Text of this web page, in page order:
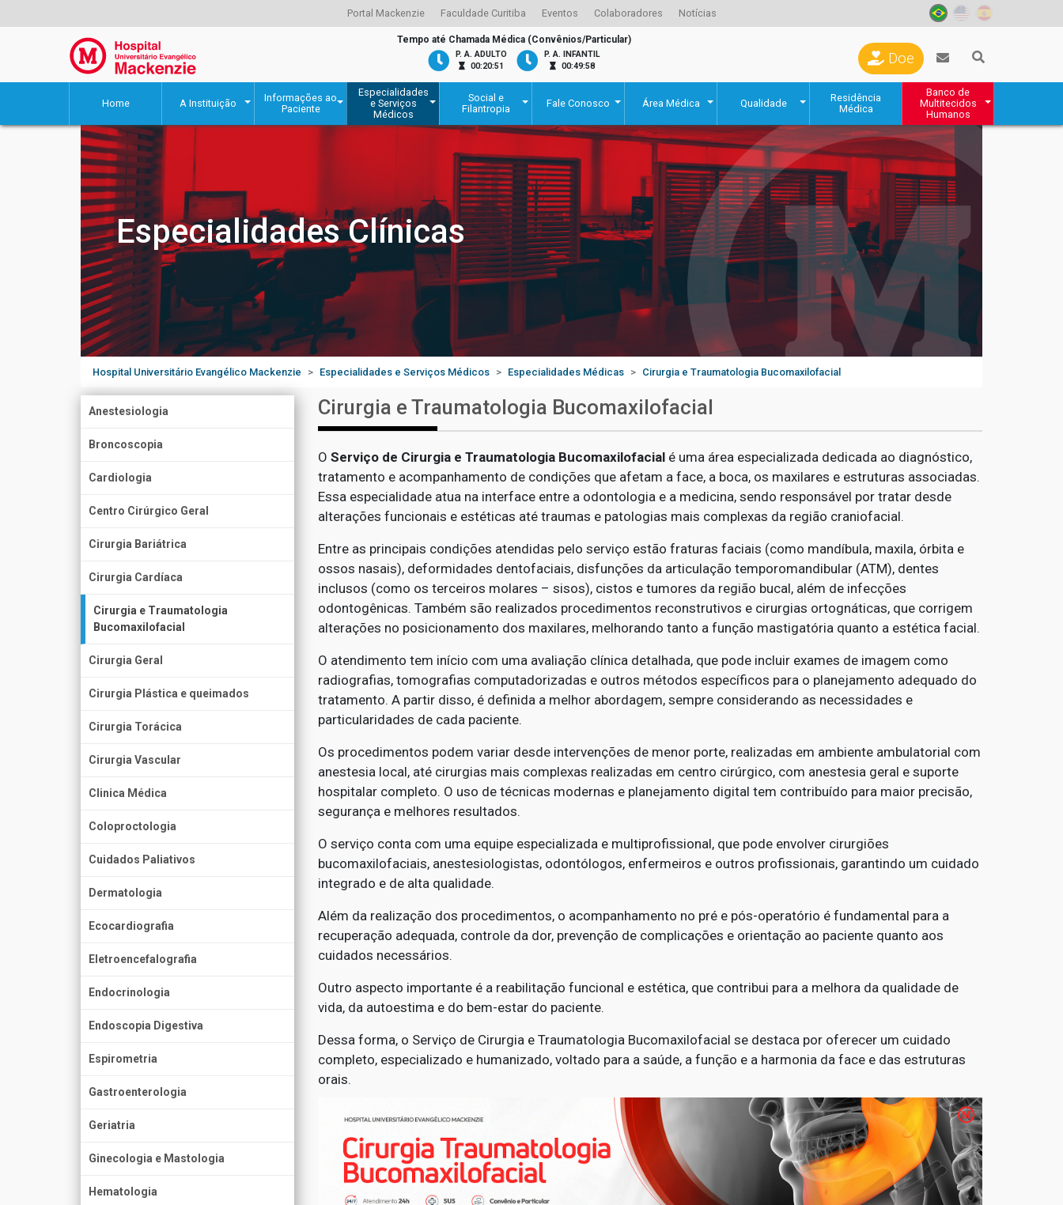
Portal Mackenzie Faculdade Curitiba Eventos Colaboradores Notícias
Tempo até Chamada Médica (Convênios/Particular)
P. A. ADULTO
00:20:51
P. A. INFANTIL
00:49:58
Doe
Home A Instituição
Informações ao
Paciente
Especialidades
e Serviços
Médicos
Social e
Filantropia
Fale Conosco Área Médica Qualidade
Residência
Médica
Banco de
Multitecidos
Humanos
Especialidades Clínicas
Hospital Universitário Evangélico Mackenzie Especialidades e Serviços Médicos Especialidades Médicas Cirurgia e Traumatologia Bucomaxilofacial
Anestesiologia
Broncoscopia
Cardiologia
Centro Cirúrgico Geral
Cirurgia Bariátrica
Cirurgia Cardíaca
Cirurgia e Traumatologia
Bucomaxilofacial
Cirurgia Geral
Cirurgia Plástica e queimados
Cirurgia Torácica
Cirurgia Vascular
Clinica Médica
Coloproctologia
Cuidados Paliativos
Dermatologia
Ecocardiografia
Eletroencefalografia
Endocrinologia
Endoscopia Digestiva
Espirometria
Gastroenterologia
Geriatria
Ginecologia e Mastologia
Hematologia
Cirurgia e Traumatologia Bucomaxilofacial
O Serviço de Cirurgia e Traumatologia Bucomaxilofacial é uma área especializada dedicada ao diagnóstico,
tratamento e acompanhamento de condições que afetam a face, a boca, os maxilares e estruturas associadas.
Essa especialidade atua na interface entre a odontologia e a medicina, sendo responsável por tratar desde
alterações funcionais e estéticas até traumas e patologias mais complexas da região craniofacial.
Entre as principais condições atendidas pelo serviço estão fraturas faciais (como mandíbula, maxila, órbita e
ossos nasais), deformidades dentofaciais, disfunções da articulação temporomandibular (ATM), dentes
inclusos (como os terceiros molares – sisos), cistos e tumores da região bucal, além de infecções
odontogênicas. Também são realizados procedimentos reconstrutivos e cirurgias ortognáticas, que corrigem
alterações no posicionamento dos maxilares, melhorando tanto a função mastigatória quanto a estética facial.
O atendimento tem início com uma avaliação clínica detalhada, que pode incluir exames de imagem como
radiografias, tomografias computadorizadas e outros métodos específicos para o planejamento adequado do
tratamento. A partir disso, é definida a melhor abordagem, sempre considerando as necessidades e
particularidades de cada paciente.
Os procedimentos podem variar desde intervenções de menor porte, realizadas em ambiente ambulatorial com
anestesia local, até cirurgias mais complexas realizadas em centro cirúrgico, com anestesia geral e suporte
hospitalar completo. O uso de técnicas modernas e planejamento digital tem contribuído para maior precisão,
segurança e melhores resultados.
O serviço conta com uma equipe especializada e multiprofissional, que pode envolver cirurgiões
bucomaxilofaciais, anestesiologistas, odontólogos, enfermeiros e outros profissionais, garantindo um cuidado
integrado e de alta qualidade.
Além da realização dos procedimentos, o acompanhamento no pré e pós-operatório é fundamental para a
recuperação adequada, controle da dor, prevenção de complicações e orientação ao paciente quanto aos
cuidados necessários.
Outro aspecto importante é a reabilitação funcional e estética, que contribui para a melhora da qualidade de
vida, da autoestima e do bem-estar do paciente.
Dessa forma, o Serviço de Cirurgia e Traumatologia Bucomaxilofacial se destaca por oferecer um cuidado
completo, especializado e humanizado, voltado para a saúde, a função e a harmonia da face e das estruturas
orais.